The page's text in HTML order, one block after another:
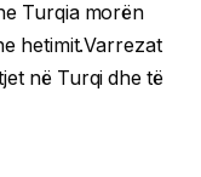
Turqia morën
hetimit.Varrezat
në Turqi dhe të